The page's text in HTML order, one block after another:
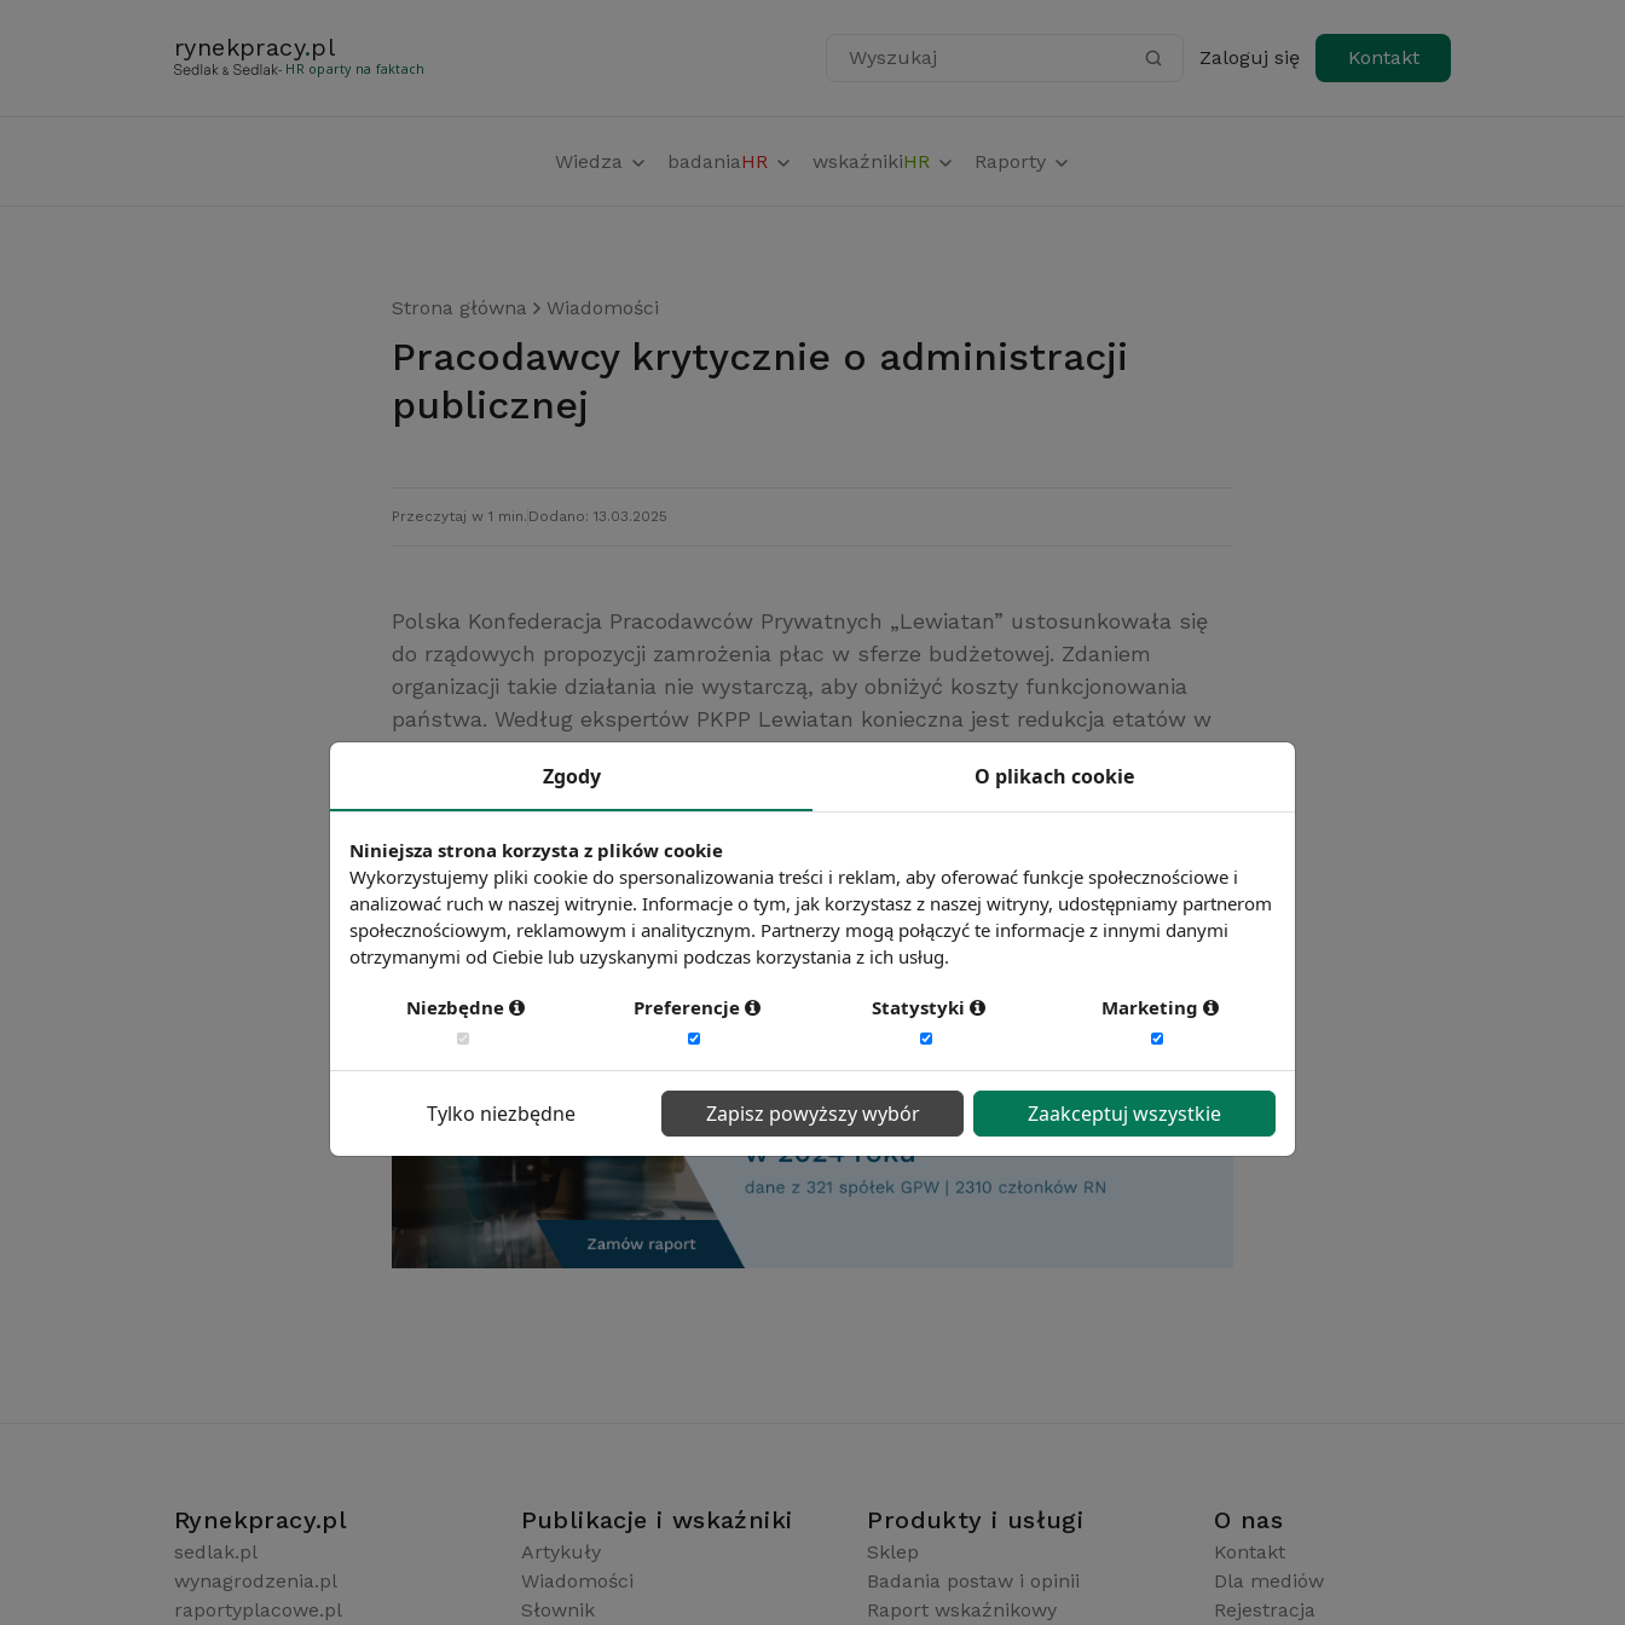
rynekpracy.pl
- HR oparty na faktach Wyszukaj Zaloguj się Kontakt
Wiedza badaniaHR wskaźnikiHR Raporty
Strona główna Wiadomości
Pracodawcy krytycznie o administracji
publicznej
Przeczytaj w 1 min. Dodano: 13.03.2025
Polska Konfederacja Pracodawców Prywatnych „Lewiatan” ustosunkowała się
do rządowych propozycji zamrożenia płac w sferze budżetowej. Zdaniem
organizacji takie działania nie wystarczą, aby obniżyć koszty funkcjonowania
państwa. Według ekspertów PKPP Lewiatan konieczna jest redukcja etatów w
1/3 całego przyrostu zatrudnienia w administracji publicznej w latach 2000-
2009.
Źródło: PKPP Lewiatan
Chcesz wiedzieć więcej?Zobacz więcej wiadomości
Rynekpracy.pl
sedlak.pl
wynagrodzenia.pl
raportyplacowe.pl
Publikacje i wskaźniki
Artykuły
Wiadomości
Słownik
Produkty i usługi
Sklep
Badania postaw i opinii
Raport wskaźnikowy
O nas
Kontakt
Dla mediów
Rejestracja
Zgody O plikach cookie
Niniejsza strona korzysta z plików cookie
Wykorzystujemy pliki cookie do spersonalizowania treści i reklam, aby oferować funkcje społecznościowe i
analizować ruch w naszej witrynie. Informacje o tym, jak korzystasz z naszej witryny, udostępniamy partnerom
społecznościowym, reklamowym i analitycznym. Partnerzy mogą połączyć te informacje z innymi danymi
otrzymanymi od Ciebie lub uzyskanymi podczas korzystania z ich usług.
Niezbędne Preferencje Statystyki Marketing
Tylko niezbędne Zapisz powyższy wybór Zaakceptuj wszystkie